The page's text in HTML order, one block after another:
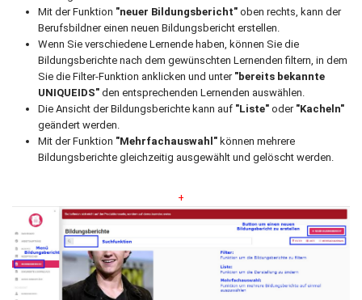
Mit der Funktion "neuer Bildungsbericht" oben rechts, kann der
Berufsbildner einen neuen Bildungsbericht erstellen.
Wenn Sie verschiedene Lernende haben, können Sie die
Bildungsberichte nach dem gewünschten Lernenden filtern, in dem
Sie die Filter-Funktion anklicken und unter "bereits bekannte
UNIQUEIDS" den entsprechenden Lernenden auswählen.
Die Ansicht der Bildungsberichte kann auf "Liste" oder "Kacheln"
geändert werden.
Mit der Funktion "Mehrfachauswahl" können mehrere
Bildungsberichte gleichzeitig ausgewählt und gelöscht werden.
+